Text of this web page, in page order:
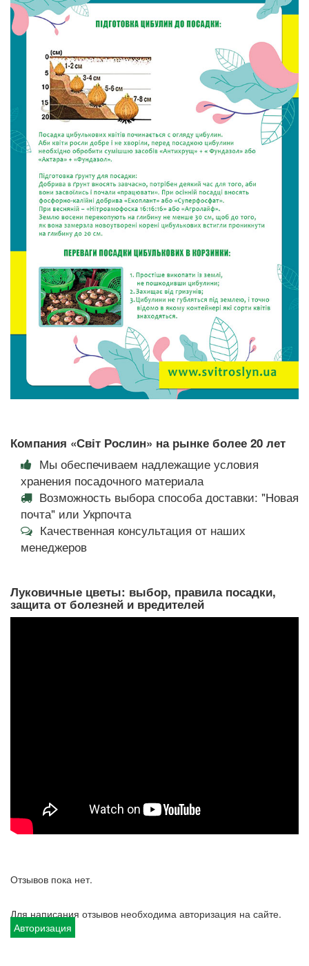
Компания «Світ Рослин» на рынке более 20 лет
Мы обеспечиваем надлежащие условия
хранения посадочного материала
Возможность выбора способа доставки: "Новая
почта" или Укрпочта
Качественная консультация от наших
менеджеров
Луковичные цветы: выбор, правила посадки,
защита от болезней и вредителей
Отзывов пока нет.
Для написания отзывов необходима авторизация на сайте.
Авторизация